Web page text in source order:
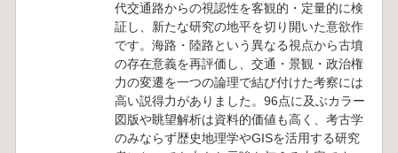
代交通路からの視認性を客観的・定量的に検
証し、新たな研究の地平を切り開いた意欲作
です。海路・陸路という異なる視点から古墳
の存在意義を再評価し、交通・景観・政治権
力の変遷を一つの論理で結び付けた考察には
高い説得力がありました。96点に及ぶカラー
図版や眺望解析は資料的価値も高く、考古学
のみならず歴史地理学やGISを活用する研究